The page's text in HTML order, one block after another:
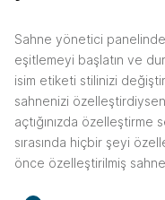
Sahne yönetici
eşitlemeyi başlatın ve
isim etiketi stilinizi
sahnenizi
açtığınızda özelleştirme
sırasında hiçbir şeyi
önce özelleştirilmiş